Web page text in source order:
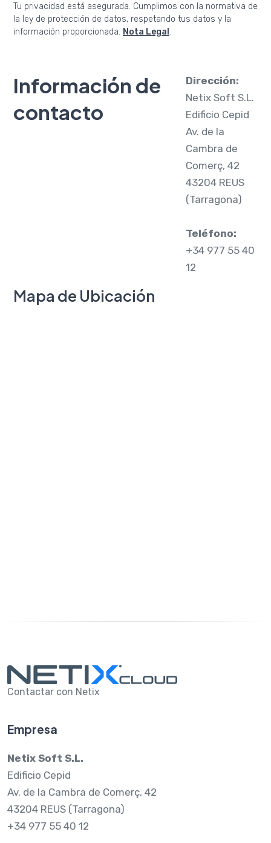
Tu privacidad está asegurada. Cumplimos con la normativa de
la ley de protección de datos, respetando tus datos y la
información proporcionada. Nota Legal .
Información de
contacto
Dirección:
Netix Soft S.L.
Edificio Cepid
Av. de la
Cambra de
Comerç, 42
43204 REUS
(Tarragona)
Teléfono:
+34 977 55 40
12
Mapa de Ubicación
Contactar con Netix
Empresa
Netix Soft S.L.
Edificio Cepid
Av. de la Cambra de Comerç, 42
43204 REUS (Tarragona)
+34 977 55 40 12